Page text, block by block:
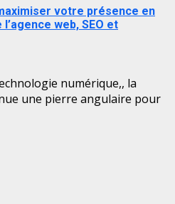
votre présence en
web, SEO et
numérique,, la
une pierre angulaire pour